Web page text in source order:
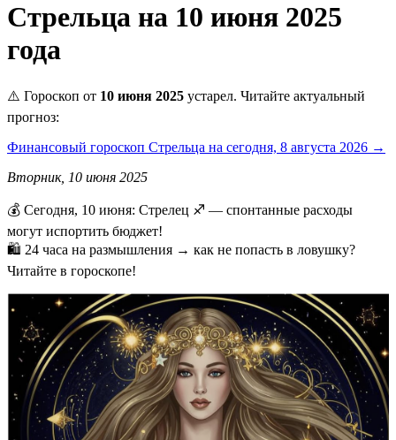
Стрельца на 10 июня 2025
года
⚠️ Гороскоп от 10 июня 2025 устарел. Читайте актуальный
прогноз:
Финансовый гороскоп Стрельца на сегодня, 8 августа 2026 →
Вторник, 10 июня 2025
💰 Сегодня, 10 июня: Стрелец ♐ — спонтанные расходы
могут испортить бюджет!
🛍️ 24 часа на размышления → как не попасть в ловушку?
Читайте в гороскопе!